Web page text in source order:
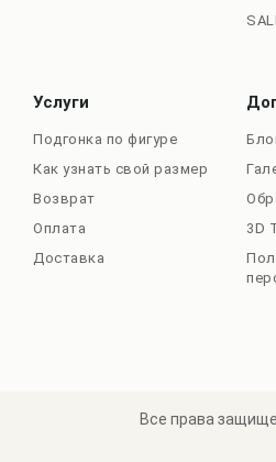
Услуги
Подгонка по фигуре
Как узнать свой размер
Возврат
Оплата
Доставка
3D
Все права